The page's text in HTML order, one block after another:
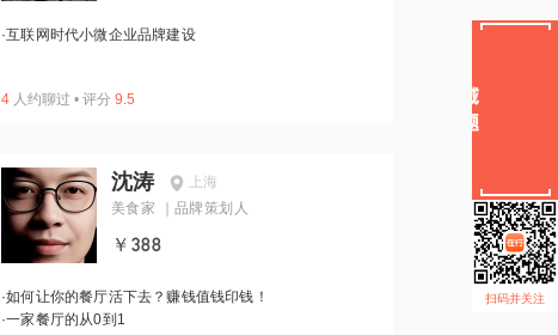
·互联网时代小微企业品牌建设
4 人约聊过 • 评分 9.5
沈涛
上海
美食家 ｜品牌策划人
￥388
·如何让你的餐厅活下去？赚钱值钱印钱！
·一家餐厅的从0到1
扫码并关注